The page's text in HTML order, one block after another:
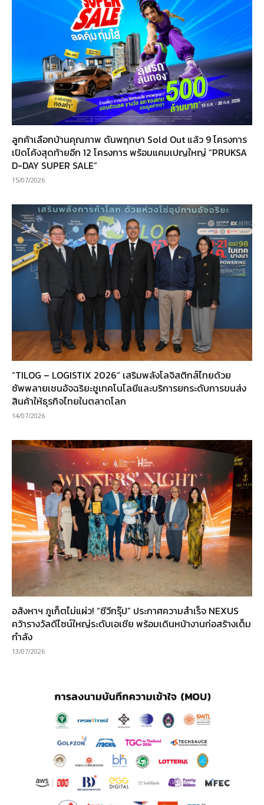
ลูกค้าเลือกบ้านคุณภาพ ดันพฤกษา Sold Out แล้ว 9 โครงการ
เปิดโค้งสุดท้ายอีก 12 โครงการ พร้อมแคมเปญใหญ่ “PRUKSA
D-DAY SUPER SALE”
15/07/2026
“TILOG – LOGISTIX 2026” เสริมพลังโลจิสติกส์ไทยด้วย
ซัพพลายเชนอัจฉริยะชูเทคโนโลยีและบริการยกระดับการขนส่ง
สินค้าให้ธุรกิจไทยในตลาดโลก
14/07/2026
อสังหาฯ ภูเก็ตไม่แผ่ว! “ซีวีกรุ๊ป” ประกาศความสำเร็จ NEXUS
คว้ารางวัลดีไซน์ใหญ่ระดับเอเชีย พร้อมเดินหน้างานก่อสร้างเต็ม
กำลัง
13/07/2026